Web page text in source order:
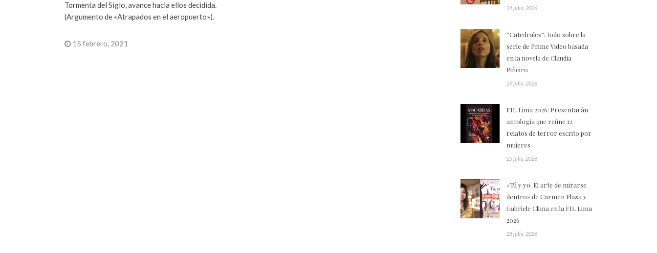
Tormenta del Siglo, avance hacia ellos decidida.
(Argumento de «Atrapados en el aeropuerto»).
15 febrero, 2021
31 julio, 2026
“Catedrales”: todo sobre la
serie de Prime Video basada
en la novela de Claudia
Piñeiro
29 julio, 2026
FIL Lima 2026: Presentarán
antología que reúne 12
relatos de terror escrito por
mujeres
25 julio, 2026
«Tú y yo. El arte de mirarse
dentro» de Carmen Plaza y
Gabriele Clima en la FIL Lima
2026
25 julio, 2026